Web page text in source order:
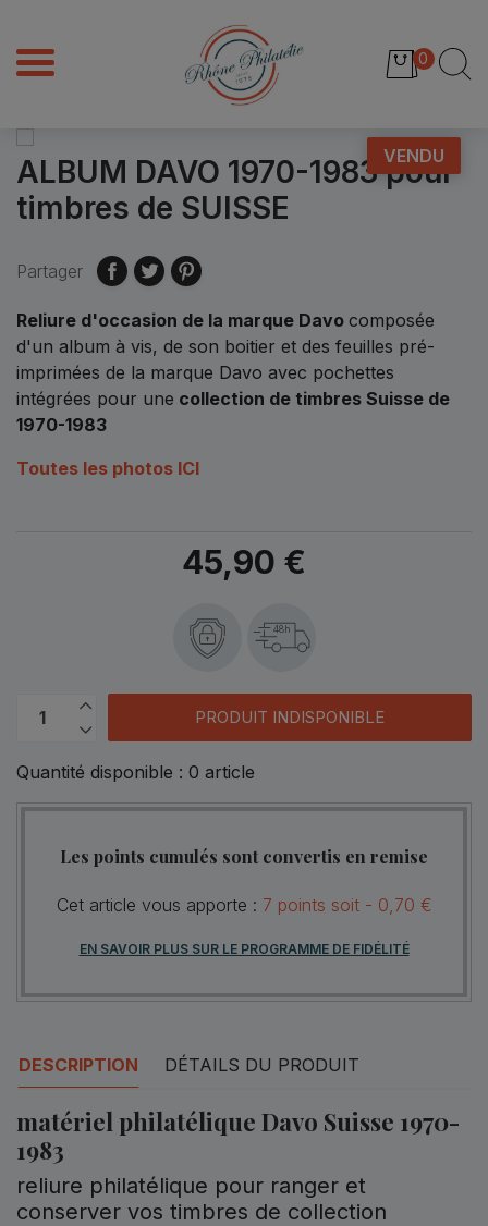
0
VENDU
ALBUM DAVO 1970-1983 pour
timbres de SUISSE
Partager
Reliure d'occasion de la marque Davo composée
d'un album à vis, de son boitier et des feuilles pré-
imprimées de la marque Davo avec pochettes
intégrées pour une collection de timbres Suisse de
1970-1983
Toutes les photos ICI
45,90 €
48h
PRODUIT INDISPONIBLE
Quantité disponible : 0 article
Les points cumulés sont convertis en remise
Cet article vous apporte : 7 points soit - 0,70 €
EN SAVOIR PLUS SUR LE PROGRAMME DE FIDÉLITÉ
DESCRIPTION DÉTAILS DU PRODUIT
matériel philatélique Davo Suisse 1970-
1983
reliure philatélique pour ranger et
conserver vos timbres de collection